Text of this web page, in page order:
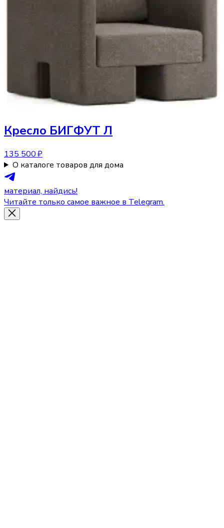
Кресло БИГФУТ Л
135 500 ₽
О каталоге товаров для дома
материал, найдись!
Читайте только самое важное в Telegram.